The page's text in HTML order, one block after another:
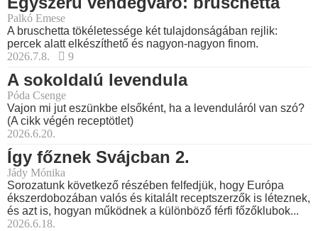
Palkó Emese
A bruschetta tökéletessége két tulajdonságában rejlik:
percek alatt elkészíthető és nagyon-nagyon finom.
2026.7.8.
9
A sokoldalú levendula
Póda Csenge
Vajon mi jut eszünkbe elsőként, ha a levenduláról van szó?
(A cikk végén receptötlet)
2026.6.20.
Így főznek Svájcban 2.
Jády Mónika
Sorozatunk következő részében felfedjük, hogy Európa
ékszerdobozában valós és kitalált receptszerzők is léteznek,
és azt is, hogyan működnek a különböző férfi főzőklubok...
2026.6.18.